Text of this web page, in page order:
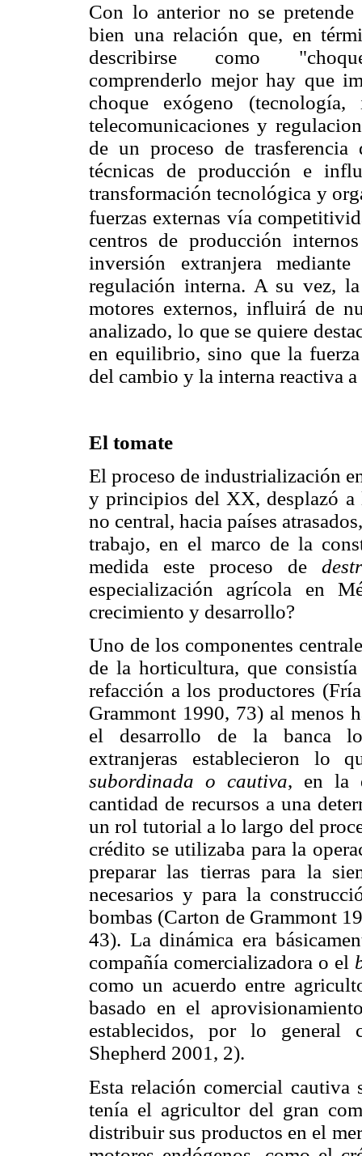
Con lo anterior no se pretende
bien una relación que, en
describirse como "choque-
comprenderlo mejor hay que
choque exógeno
telecomunicaciones y
de un proceso de trasferencia
técnicas de producción e
transformación tecnológica y
fuerzas externas vía
centros de producción
inversión extranjera
regulación interna. A su vez,
motores externos, influirá de
analizado, lo que se quiere
en equilibrio, sino que la
del cambio y la interna reactiva a
El tomate
El proceso de industrialización
y principios del XX, desplazó a
no central, hacia países
trabajo, en el marco de la
medida este proceso de
especialización agrícola en
crecimiento y desarrollo?
Uno de los componentes
de la horticultura, que
refacción a los productores
Grammont 1990, 73) al menos
el desarrollo de la banca
extranjeras establecieron
subordinada o cautiva, en la
cantidad de recursos a una
un rol tutorial a lo largo del
crédito se utilizaba para la
preparar las tierras para la
necesarios y para la
bombas (Carton de Grammont
43). La dinámica era
compañía comercializadora o el
como un acuerdo entre
basado en el
establecidos, por lo general
Shepherd 2001, 2).
Esta relación comercial
tenía el agricultor del gran
distribuir sus productos en el